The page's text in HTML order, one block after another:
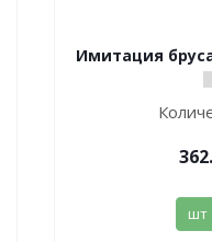
Имитация
шт